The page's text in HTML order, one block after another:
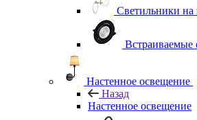
Светильники на
Встраиваемые
Настенное освещение
Назад
Настенное освещение